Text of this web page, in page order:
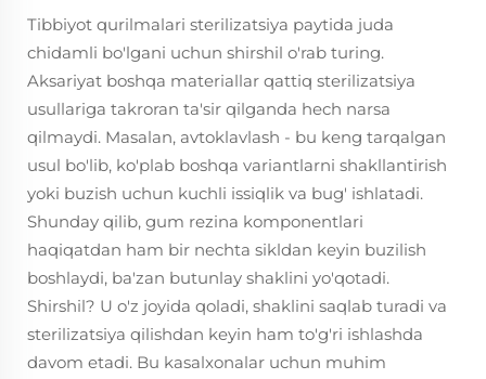
Tibbiyot qurilmalari sterilizatsiya paytida juda
chidamli bo'lgani uchun shirshil o'rab turing.
Aksariyat boshqa materiallar qattiq sterilizatsiya
usullariga takroran ta'sir qilganda hech narsa
qilmaydi. Masalan, avtoklavlash - bu keng tarqalgan
usul bo'lib, ko'plab boshqa variantlarni shakllantirish
yoki buzish uchun kuchli issiqlik va bug' ishlatadi.
Shunday qilib, gum rezina komponentlari
haqiqatdan ham bir nechta sikldan keyin buzilish
boshlaydi, ba'zan butunlay shaklini yo'qotadi.
Shirshil? U o'z joyida qoladi, shaklini saqlab turadi va
sterilizatsiya qilishdan keyin ham to'g'ri ishlashda
davom etadi. Bu kasalxonalar uchun muhim